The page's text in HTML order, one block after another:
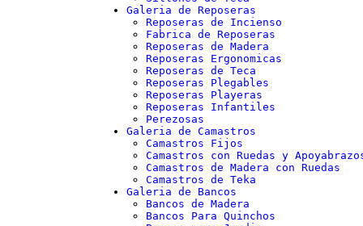
Galeria de Reposeras
Reposeras de Incienso
Fabrica de Reposeras
Reposeras de Madera
Reposeras Ergonomicas
Reposeras de Teca
Reposeras Plegables
Reposeras Playeras
Reposeras Infantiles
Perezosas
Galeria de Camastros
Camastros Fijos
Camastros con Ruedas y
Camastros de Madera con Ruedas
Camastros de Teka
Galeria de Bancos
Bancos de Madera
Bancos Para Quinchos